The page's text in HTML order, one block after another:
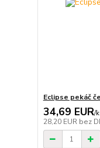
Eclipse pekáč
34,69 EUR/
28,20 EUR bez